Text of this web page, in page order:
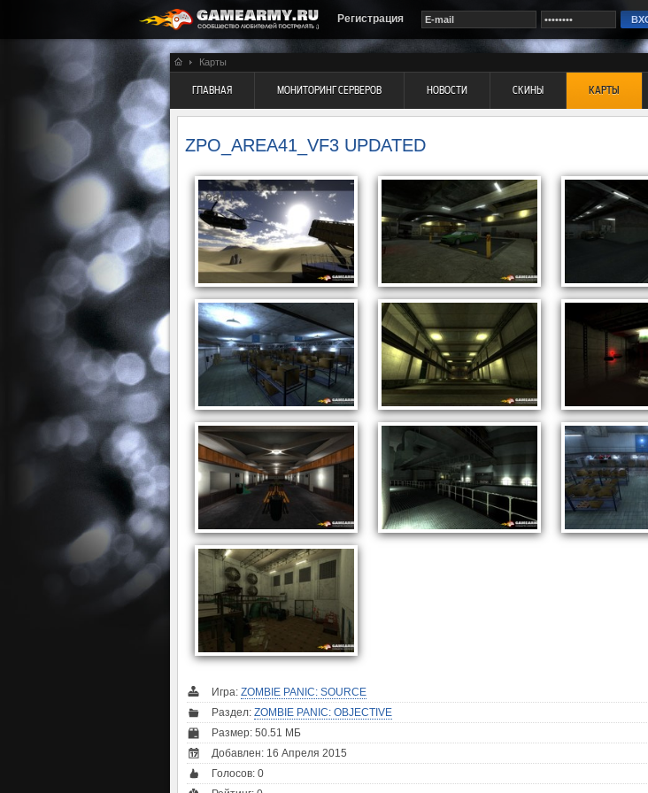
Регистрация
Карты
ГЛАВНАЯ МОНИТОРИНГ СЕРВЕРОВ НОВОСТИ СКИНЫ КАРТЫ
ZPO_AREA41_VF3 UPDATED
Игра: ZOMBIE PANIC: SOURCE
Раздел: ZOMBIE PANIC: OBJECTIVE
Размер: 50.51 МБ
Добавлен: 16 Апреля 2015
Голосов: 0